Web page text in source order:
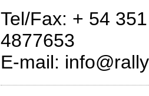
Tel/Fax: + 54
4877653
E-mail: